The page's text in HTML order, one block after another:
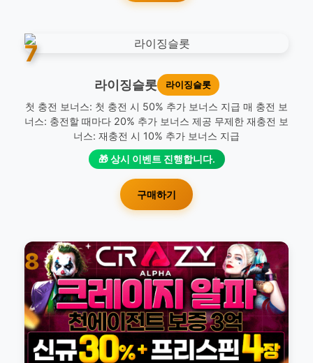
7
라이징슬롯 라이징슬롯
첫 충전 보너스: 첫 충전 시 50% 추가 보너스 지급 매 충전 보
너스: 충전할 때마다 20% 추가 보너스 제공 무제한 재충전 보
너스: 재충전 시 10% 추가 보너스 지급
🎁 상시 이벤트 진행합니다.
구매하기
8